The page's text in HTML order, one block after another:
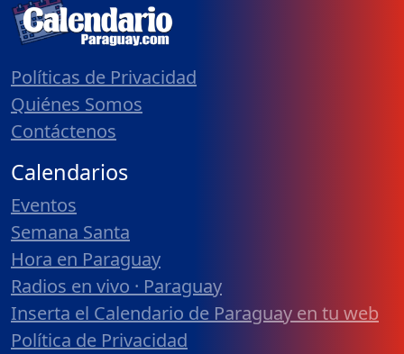
Políticas de Privacidad
Quiénes Somos
Contáctenos
Calendarios
Eventos
Semana Santa
Hora en Paraguay
Radios en vivo · Paraguay
Inserta el Calendario de Paraguay en tu web
Política de Privacidad